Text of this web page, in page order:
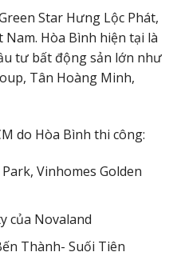
Star Hưng Lộc Phát,
Hòa Bình hiện tại là
tư bất động sản lớn như
Tân Hoàng Minh,
do Hòa Bình thi công:
Vinhomes Golden
của Novaland
Thành- Suối Tiên